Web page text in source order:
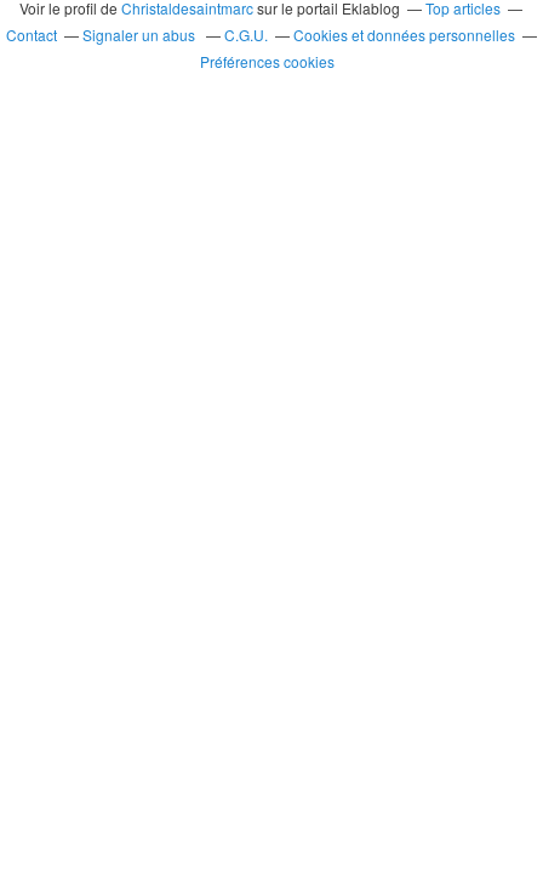
Voir le profil deChristaldesaintmarcsur le portail Eklablog
Top articles
Contact
Signaler un abus C.G.U.
Cookies et données personnelles
Préférences cookies